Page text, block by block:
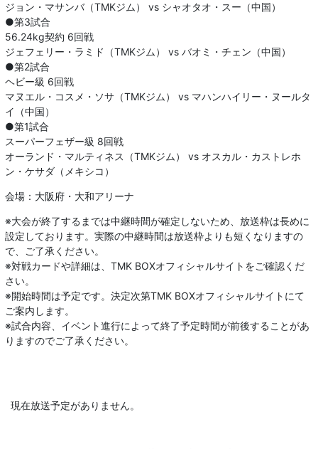
ジョン・マサンバ（TMKジム） vs シャオタオ・スー（中国）
●第3試合
56.24kg契約 6回戦
ジェフェリー・ラミド（TMKジム） vs バオミ・チェン（中国）
●第2試合
ヘビー級 6回戦
マヌエル・コスメ・ソサ（TMKジム） vs マハンハイリー・ヌールタ
イ（中国）
●第1試合
スーパーフェザー級 8回戦
オーランド・マルティネス（TMKジム） vs オスカル・カストレホ
ン・ケサダ（メキシコ）
会場：大阪府・大和アリーナ
※大会が終了するまでは中継時間が確定しないため、放送枠は長めに
設定しております。実際の中継時間は放送枠よりも短くなりますの
で、ご了承ください。
※対戦カードや詳細は、TMK BOXオフィシャルサイトをご確認くだ
さい。
※開始時間は予定です。決定次第TMK BOXオフィシャルサイトにて
ご案内します。
※試合内容、イベント進行によって終了予定時間が前後することがあ
りますのでご了承ください。
現在放送予定がありません。